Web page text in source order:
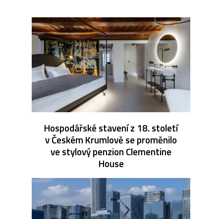
Hospodářské stavení z 18. století
v Českém Krumlově se proměnilo
ve stylový penzion Clementine
House